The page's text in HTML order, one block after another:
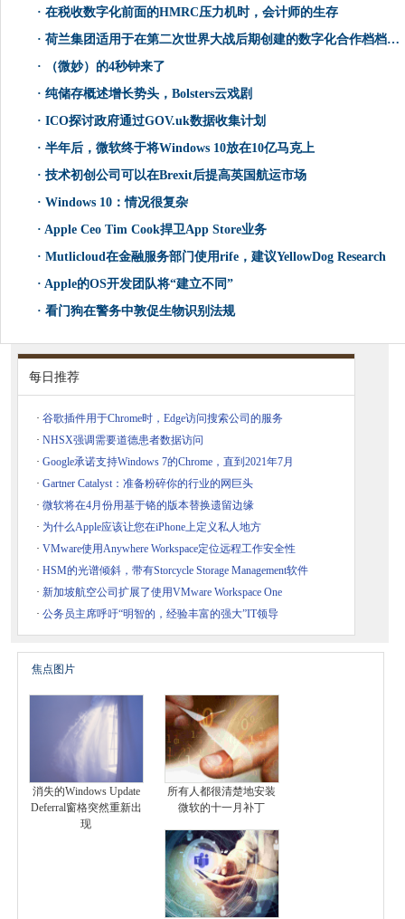
· 在税收数字化前面的HMRC压力机时，会计师的生存
· 荷兰集团适用于在第二次世界大战后期创建的数字化合作档档案馆
·
（微妙）的4秒钟来了
· 纯储存概述增长势头，Bolsters云戏剧
· ICO探讨政府通过GOV.uk数据收集计划
· 半年后，微软终于将Windows 10放在10亿马克上
· 技术初创公司可以在Brexit后提高英国航运市场
· Windows 10：情况很复杂
· Apple Ceo Tim Cook捍卫App Store业务
· Mutlicloud在金融服务部门使用rife，建议YellowDog Research
· Apple的OS开发团队将“建立不同”
· 看门狗在警务中敦促生物识别法规
每日推荐
· 谷歌插件用于Chrome时，Edge访问搜索公司的服务
· NHSX强调需要道德患者数据访问
· Google承诺支持Windows 7的Chrome，直到2021年7月
· Gartner Catalyst：准备粉碎你的行业的网巨头
· 微软将在4月份用基于铬的版本替换遗留边缘
· 为什么Apple应该让您在iPhone上定义私人地方
· VMware使用Anywhere Workspace定位远程工作安全性
· HSM的光谱倾斜，带有Storcycle Storage Management软件
· 新加坡航空公司扩展了使用VMware Workspace One
· 公务员主席呼吁“明智的，经验丰富的强大”IT领导
焦点图片
消失的Windows Update
Deferral窗格突然重新出
现
所有人都很清楚地安装
微软的十一月补丁